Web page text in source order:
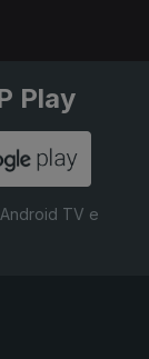
Play
TV e